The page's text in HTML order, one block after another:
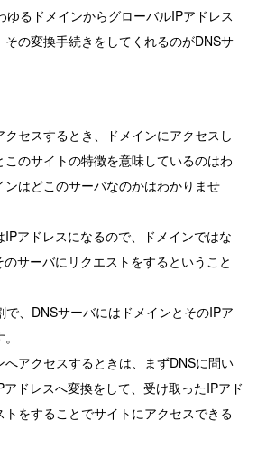
ゆるドメインからグローバルIPアドレス
の変換手続きをしてくれるのがDNSサ
セスするとき、ドメインにアクセスし
このサイトの特徴を意味しているのはわ
はどこのサーバなのかはわかりませ
アドレスになるので、ドメインではな
サーバにリクエストをするということ
で、DNSサーバにはドメインとそのIPア
アクセスするときは、まずDNSに問い
ドレスへ変換をして、受け取ったIPアド
トをすることでサイトにアクセスできる